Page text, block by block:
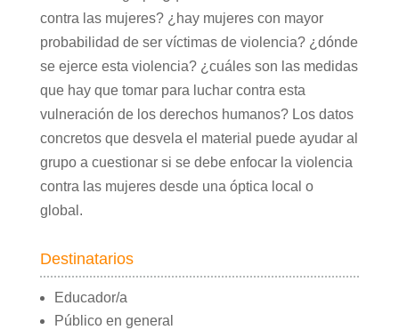
contra las mujeres? ¿hay mujeres con mayor
probabilidad de ser víctimas de violencia? ¿dónde
se ejerce esta violencia? ¿cuáles son las medidas
que hay que tomar para luchar contra esta
vulneración de los derechos humanos? Los datos
concretos que desvela el material puede ayudar al
grupo a cuestionar si se debe enfocar la violencia
contra las mujeres desde una óptica local o
global.
Destinatarios
Educador/a
Público en general